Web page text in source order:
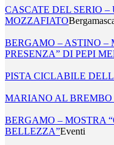
CASCATE DEL SERIO –
MOZZAFIATO
BERGAMO – ASTINO –
PRESENZA” DI PEPI
PISTA CICLABILE
MARIANO AL BREMBO
BERGAMO – MOSTRA
BELLEZZA”Eventi